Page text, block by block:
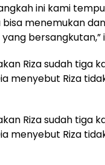
ini kami
menemukan
bersangkutan,”
Riza sudah tiga
menyebut Riza
Riza sudah tiga
menyebut Riza